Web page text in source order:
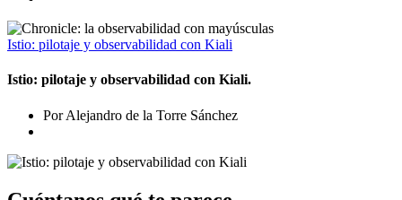
Istio: pilotaje y observabilidad con Kiali
Istio: pilotaje y observabilidad con Kiali.
Por Alejandro de la Torre Sánchez